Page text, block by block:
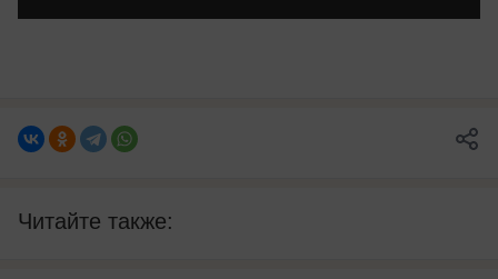
Читайте также: